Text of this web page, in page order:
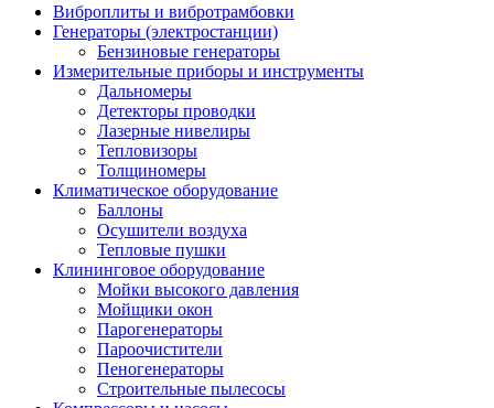
Виброплиты и вибротрамбовки
Генераторы (электростанции)
Бензиновые генераторы
Измерительные приборы и инструменты
Дальномеры
Детекторы проводки
Лазерные нивелиры
Тепловизоры
Толщиномеры
Климатическое оборудование
Баллоны
Осушители воздуха
Тепловые пушки
Клининговое оборудование
Мойки высокого давления
Мойщики окон
Парогенераторы
Пароочистители
Пеногенераторы
Строительные пылесосы